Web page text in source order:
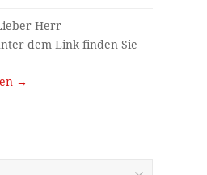
Herr
dem Link finden Sie
→